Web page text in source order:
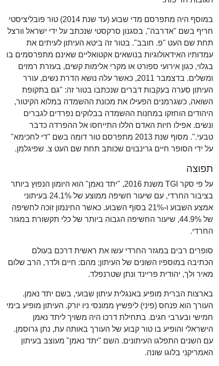
במוסף היה מתפרסם מדי שבוע (עד שנת 2014) טור פובליציסטי
חריף בשם "אדרבה", בסגנון סרקסטי שנכתב על ידי ישראל וורצל
תחת שם העט "פ. חובב". בטור זה ביטא העיתון לעיתים את
עמדותיו האידאולוגיות בנושאים אקטואליים שאינם מתפרסמים בו
בגלוי, כגון אירועי ספורט או מקרי אלימות קשים, בעזרת רמזים
ומשלים. בדצמבר 2011, כאשר עלה נושא הדרת נשים, עורר
העיתון סערה בעקבות דברים שנכתבו בטור זה: "גם בתקופת
השואה, כשגרמנים הפעילו את מכונת ההשמדה במלוא הקיטור,
היהודים הוחזקו במחנות ההשמדה בבלוקים נפרדים לגברים
ונשים. אפילו חיות האדם הללו התייחסו אל ההפרדה כדבר
טבעי.". מסוף שנת 2013 מתפרסם טור דומה בשם "די לחכימא"
על ידי הסופר חיים גרינבוים שכותב תחת שם העט צ. שפיגלמן.
תפוצה
על פי סקר TGI משנת 2016, "יתד נאמן" הוא היומון הנפוץ ביותר
בציבור החרדי, עם שיעור חשיפה ממוצע של 24.1% בעיתוני
אמצע השבוע ו-21% בסוף השבוע. כאשר החינמון זוכה לחשיפה
של 44.9%, שיעור החשיפה הגבוה ביותר של כלי תקשורת במגזר
החרדי.
סופרים רבים במגזר החרדי עשו את ראשית דרכם בעולם
הכתיבה במוספיו השונים של העיתון; מהם: חיים ולדר, הרב שלום
מאיר ולך, יהודית פריינד ונתן שטרנפלד.
בארצות הברית מופיע באנגלית עיתון שבועי, בשם יתד נאמן.
העורך הוא פנחס (פיני) ליפשיץ ממונסי ניו יורק. העיתון מופיע בימי
חמישי ובערבי חגים. בתחילת דרכו היה משויך ליתד נאמן
הישראלי והופיע בו טור קבוע של העורך באותה עת, נתן גרוסמן.
עם השנים התפלגו העיתונים. השם "יתד נאמן" מעוצב בעיתון
האמריקני בלוגו שונה.